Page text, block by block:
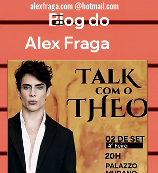
Blog do
Alex Fraga
alexfraga.com @hotmail.com